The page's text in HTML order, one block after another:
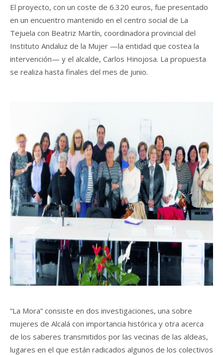
El proyecto, con un coste de 6.320 euros, fue presentado
en un encuentro mantenido en el centro social de La
Tejuela con Beatriz Martín, coordinadora provincial del
Instituto Andaluz de la Mujer —la entidad que costea la
intervención— y el alcalde, Carlos Hinojosa. La propuesta
se realiza hasta finales del mes de junio.
“La Mora” consiste en dos investigaciones, una sobre
mujeres de Alcalá con importancia histórica y otra acerca
de los saberes transmitidos por las vecinas de las aldeas,
lugares en el que están radicados algunos de los colectivos